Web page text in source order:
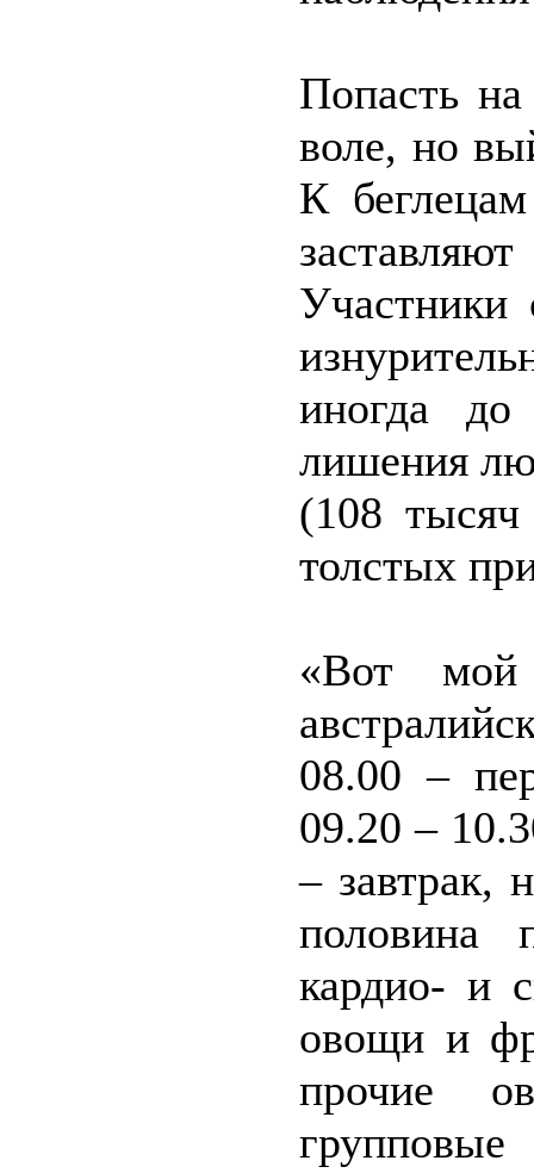
Попасть
воле, но
К
иногда
лишения
(108
толстых
«Вот
08.00 –
09.20 –
– завтрак,
кардио- и
овощи и
прочие